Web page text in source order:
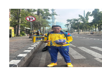
BOSS ARAS, PEMAIN BARU
MANOKWARI[...]